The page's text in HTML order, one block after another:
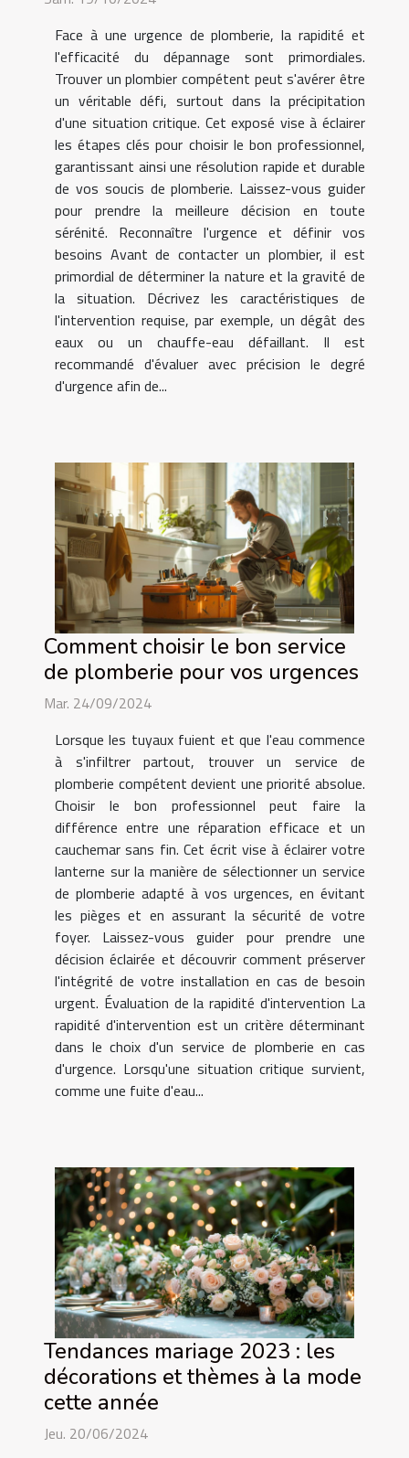
Face à une urgence de plomberie, la rapidité et
l'efficacité du dépannage sont primordiales.
Trouver un plombier compétent peut s'avérer être
un véritable défi, surtout dans la précipitation
d'une situation critique. Cet exposé vise à éclairer
les étapes clés pour choisir le bon professionnel,
garantissant ainsi une résolution rapide et durable
de vos soucis de plomberie. Laissez-vous guider
pour prendre la meilleure décision en toute
sérénité. Reconnaître l'urgence et définir vos
besoins Avant de contacter un plombier, il est
primordial de déterminer la nature et la gravité de
la situation. Décrivez les caractéristiques de
l'intervention requise, par exemple, un dégât des
eaux ou un chauffe-eau défaillant. Il est
recommandé d'évaluer avec précision le degré
d'urgence afin de...
Comment choisir le bon service
de plomberie pour vos urgences
Mar. 24/09/2024
Lorsque les tuyaux fuient et que l'eau commence
à s'infiltrer partout, trouver un service de
plomberie compétent devient une priorité absolue.
Choisir le bon professionnel peut faire la
différence entre une réparation efficace et un
cauchemar sans fin. Cet écrit vise à éclairer votre
lanterne sur la manière de sélectionner un service
de plomberie adapté à vos urgences, en évitant
les pièges et en assurant la sécurité de votre
foyer. Laissez-vous guider pour prendre une
décision éclairée et découvrir comment préserver
l'intégrité de votre installation en cas de besoin
urgent. Évaluation de la rapidité d'intervention La
rapidité d'intervention est un critère déterminant
dans le choix d'un service de plomberie en cas
d'urgence. Lorsqu'une situation critique survient,
comme une fuite d'eau...
Tendances mariage 2023 : les
décorations et thèmes à la mode
cette année
Jeu. 20/06/2024